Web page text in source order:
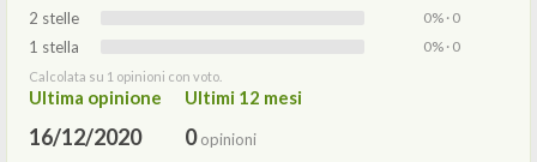
2 stelle 0% · 0
1 stella 0% · 0
Calcolata su 1 opinioni con voto.
Ultima opinione
16/12/2020
Ultimi 12 mesi
0opinioni